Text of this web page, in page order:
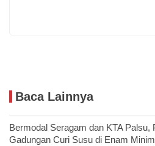
Baca Lainnya
Bermodal Seragam dan KTA Palsu,
Gadungan Curi Susu di Enam